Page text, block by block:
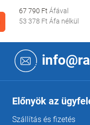
67 790 Ft
53 378 Ft Áfa nélkül
Előnyök az
Szállítás és fizetés